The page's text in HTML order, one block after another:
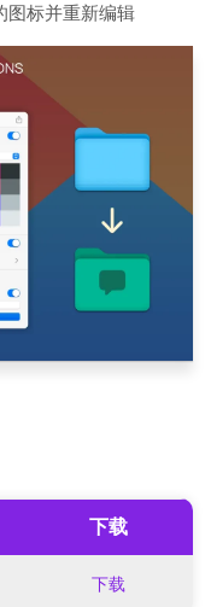
图标并重新编辑
下载
下载